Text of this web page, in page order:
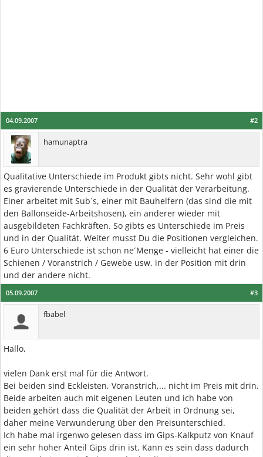
#2
04.09.2007
hamunaptra
Qualitative Unterschiede im Produkt gibts nicht. Sehr wohl gibt
es gravierende Unterschiede in der Qualität der Verarbeitung.
Einer arbeitet mit Sub´s, einer mit Bauhelfern (das sind die mit
den Ballonseide-Arbeitshosen), ein anderer wieder mit
ausgebildeten Fachkräften. So gibts es Unterschiede im Preis
und in der Qualität. Weiter musst Du die Positionen vergleichen.
6 Euro Unterschiede ist schon ne´Menge - vielleicht hat einer die
Schienen / Voranstrich / Gewebe usw. in der Position mit drin
und der andere nicht.
#3
05.09.2007
fbabel
Hallo,
vielen Dank erst mal für die Antwort.
Bei beiden sind Eckleisten, Voranstrich,... nicht im Preis mit drin.
Beide arbeiten auch mit eigenen Leuten und ich habe von
beiden gehört dass die Qualität der Arbeit in Ordnung sei,
daher meine Verwunderung über den Preisunterschied.
Ich habe mal irgenwo gelesen dass im Gips-Kalkputz von Knauf
ein sehr hoher Anteil Gips drin ist. Kann es sein dass dadurch